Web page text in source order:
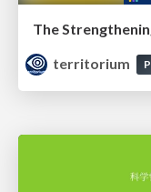
The
territorium